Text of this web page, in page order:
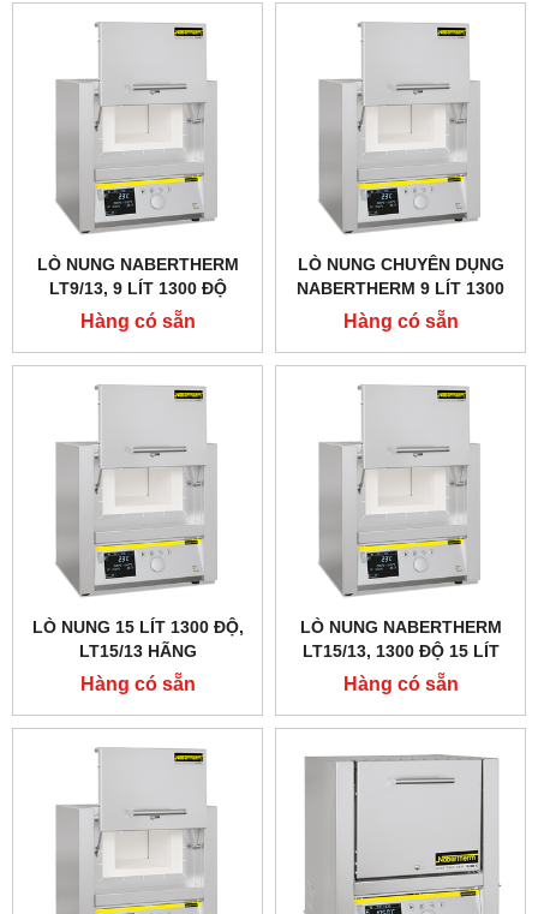
LÒ NUNG NABERTHERM
LT9/13, 9 LÍT 1300 ĐỘ
Hàng có sẵn
LÒ NUNG CHUYÊN DỤNG
NABERTHERM 9 LÍT 1300
ĐỘ, CỬA LẬT LÊN
Hàng có sẵn
LÒ NUNG 15 LÍT 1300 ĐỘ,
LT15/13 HÃNG
NABERTHERM - ĐỨC
Hàng có sẵn
LÒ NUNG NABERTHERM
LT15/13, 1300 ĐỘ 15 LÍT
Hàng có sẵn